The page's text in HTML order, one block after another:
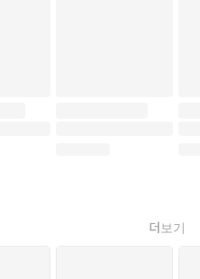
더보기